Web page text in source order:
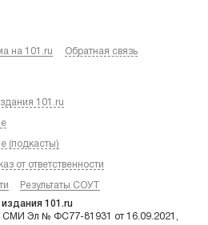
на 101.ru Обратная связь
101.ru
(подкасты)
от ответственности
Результаты СОУТ
101.ru
СМИ Эл № ФС77-81931 от 16.09.2021,